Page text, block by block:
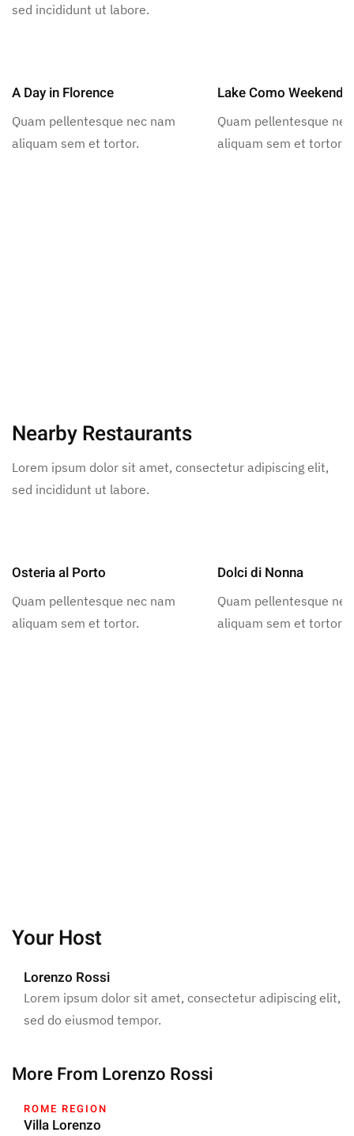
sed incididunt ut labore.
A Day in Florence
Quam pellentesque nec nam
aliquam sem et tortor.
Lake Como Weekend
Quam pellentesque
aliquam sem et tortor.
Nearby Restaurants
Lorem ipsum dolor sit amet, consectetur adipiscing elit,
sed incididunt ut labore.
Osteria al Porto
Quam pellentesque nec nam
aliquam sem et tortor.
Dolci di Nonna
Quam pellentesque
aliquam sem et tortor.
Your Host
Lorenzo Rossi
Lorem ipsum dolor sit amet, consectetur adipiscing elit,
sed do eiusmod tempor.
More From Lorenzo Rossi
ROME REGION
Villa Lorenzo